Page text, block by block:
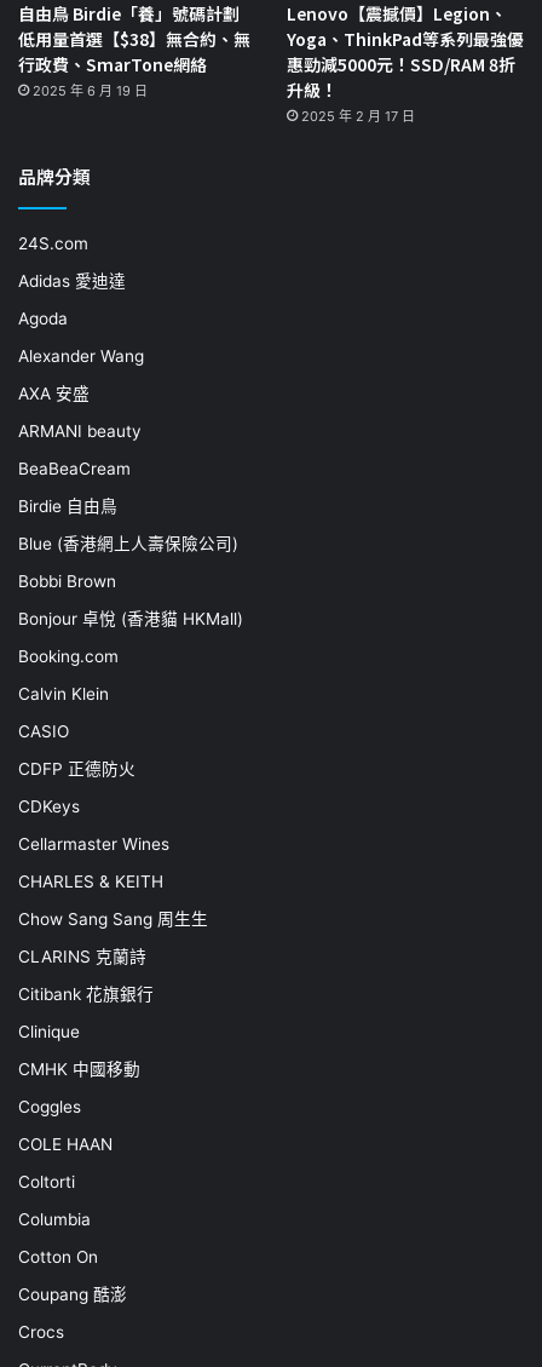
自由鳥 Birdie「養」號碼計劃
低用量首選【$38】無合約、無
行政費、SmarTone網絡
2025 年 6 月 19 日
Lenovo【震撼價】Legion、
Yoga、ThinkPad等系列最強優
惠勁減5000元！SSD/RAM 8折
升級！
2025 年 2 月 17 日
品牌分類
24S.com
Adidas 愛迪達
Agoda
Alexander Wang
AXA 安盛
ARMANI beauty
BeaBeaCream
Birdie 自由鳥
Blue (香港網上人壽保險公司)
Bobbi Brown
Bonjour 卓悅 (香港貓 HKMall)
Booking.com
Calvin Klein
CASIO
CDFP 正德防火
CDKeys
Cellarmaster Wines
CHARLES & KEITH
Chow Sang Sang 周生生
CLARINS 克蘭詩
Citibank 花旗銀行
Clinique
CMHK 中國移動
Coggles
COLE HAAN
Coltorti
Columbia
Cotton On
Coupang 酷澎
Crocs